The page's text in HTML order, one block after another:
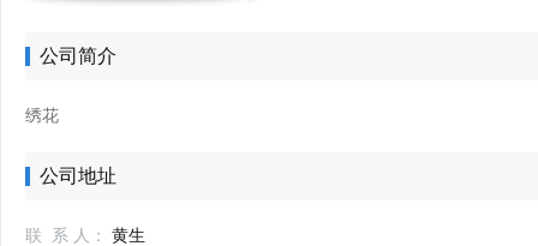
公司简介
绣花
公司地址
联 系 人：
黄生